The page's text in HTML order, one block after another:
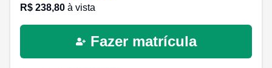
R$ 238,80 à vista
Fazer matrícula